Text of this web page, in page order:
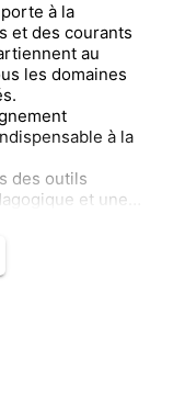
à la
et des courants
au
les domaines
à la
des outils
et une
:
sont les
rendre compte